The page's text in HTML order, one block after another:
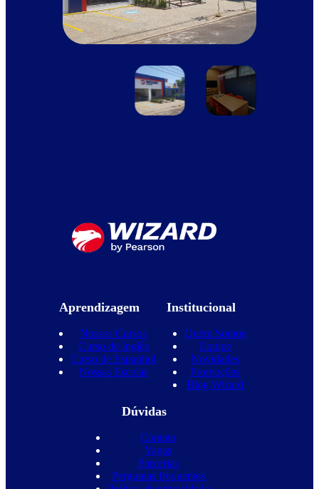
Aprendizagem
Nossos Cursos
Curso de Inglês
Curso de Espanhol
Nossas Escolas
Institucional
Quem Somos
Equipe
Novidades
Promoções
Blog Wizard
Dúvidas
Contato
Vagas
Parcerias
Perguntas frequentes